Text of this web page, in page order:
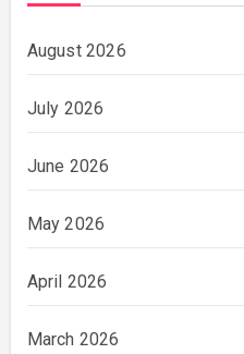
August 2026
July 2026
June 2026
May 2026
April 2026
March 2026